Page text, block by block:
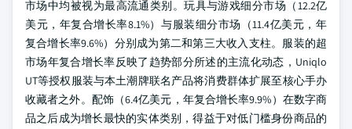
市场中均被视为最高流通类别。玩具与游戏细分市场（12.2亿
美元，年复合增长率8.1%）与服装细分市场（11.4亿美元，年
复合增长率9.6%）分别成为第二和第三大收入支柱。服装的超
市场年复合增长率反映了趋势部分所述的主流化动态，Uniqlo
UT等授权服装与本土潮牌联名产品将消费群体扩展至核心手办
收藏者之外。配饰（6.4亿美元，年复合增长率9.9%）在数字商
品之后成为增长最快的实体类别，得益于对低门槛身份商品的